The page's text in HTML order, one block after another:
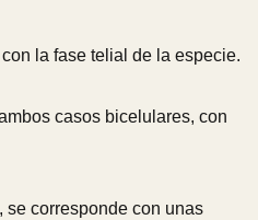
la fase telial de la especie.
casos bicelulares, con
se corresponde con unas